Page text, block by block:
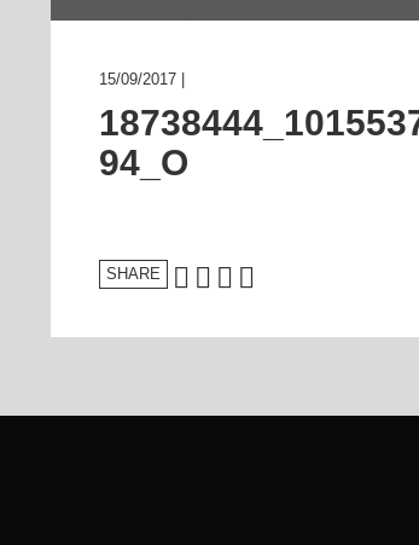
15/09/2017 |
94_O
SHARE